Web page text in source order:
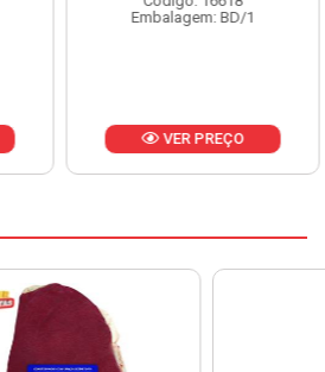
Embalagem: BD/1
VER PREÇO